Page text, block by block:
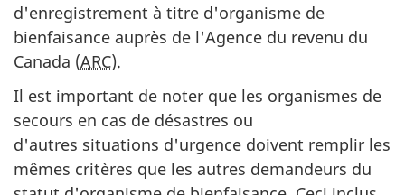
d'enregistrement à titre d'organisme de
bienfaisance auprès de l'Agence du revenu du
Canada (ARC).
Il est important de noter que les organismes de
secours en cas de désastres ou
d'autres situations d'urgence doivent remplir les
mêmes critères que les autres demandeurs du